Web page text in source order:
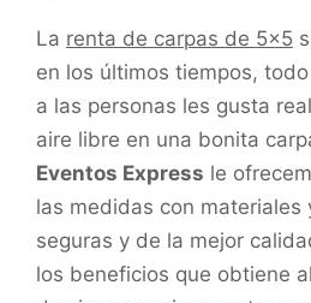
La renta de carpas de 5×5
en los últimos tiempos,
a las personas les gusta
aire libre en una bonita
Eventos Express le
las medidas con materiales
seguras y de la mejor
los beneficios que obtiene